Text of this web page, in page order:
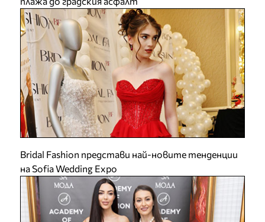
Bridal Fashion представи най-новите тенденции
на Sofia Wedding Expo